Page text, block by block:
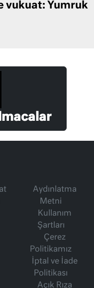
vukuat: Yumruk
Aydınlatma
Metni
Kullanım
Şartları
Çerez
Politikamız
İptal ve İade
Politikası
Açık Rıza